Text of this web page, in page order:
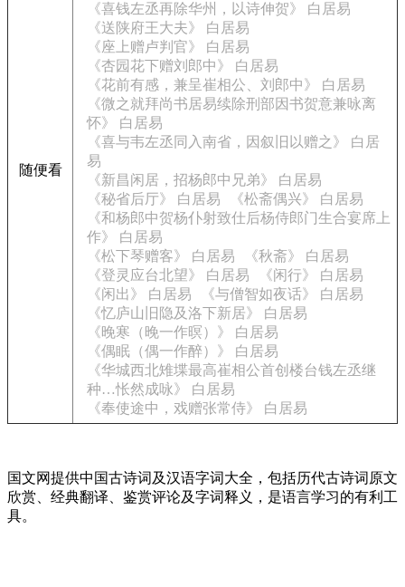
随便看
《喜钱左丞再除华州，以诗伸贺》 白居易
《送陕府王大夫》 白居易
《座上赠卢判官》 白居易
《杏园花下赠刘郎中》 白居易
《花前有感，兼呈崔相公、刘郎中》 白居易
《微之就拜尚书居易续除刑部因书贺意兼咏离
怀》 白居易
《喜与韦左丞同入南省，因叙旧以赠之》 白居
易
《新昌闲居，招杨郎中兄弟》 白居易
《秘省后厅》 白居易
《松斋偶兴》 白居易
《和杨郎中贺杨仆射致仕后杨侍郎门生合宴席上
作》 白居易
《松下琴赠客》 白居易
《秋斋》 白居易
《登灵应台北望》 白居易
《闲行》 白居易
《闲出》 白居易
《与僧智如夜话》 白居易
《忆庐山旧隐及洛下新居》 白居易
《晚寒（晚一作暝）》 白居易
《偶眠（偶一作醉）》 白居易
《华城西北雉堞最高崔相公首创楼台钱左丞继
种…怅然成咏》 白居易
《奉使途中，戏赠张常侍》 白居易
国文网提供中国古诗词及汉语字词大全，包括历代古诗词原文
欣赏、经典翻译、鉴赏评论及字词释义，是语言学习的有利工
具。